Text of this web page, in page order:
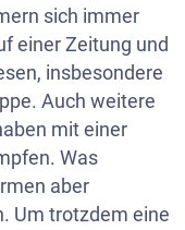
sich immer
einer Zeitung und
insbesondere
Auch weitere
mit einer
Was
aber
Um trotzdem eine